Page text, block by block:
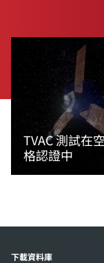
TVAC 測試在
格認證中
下載資料庫